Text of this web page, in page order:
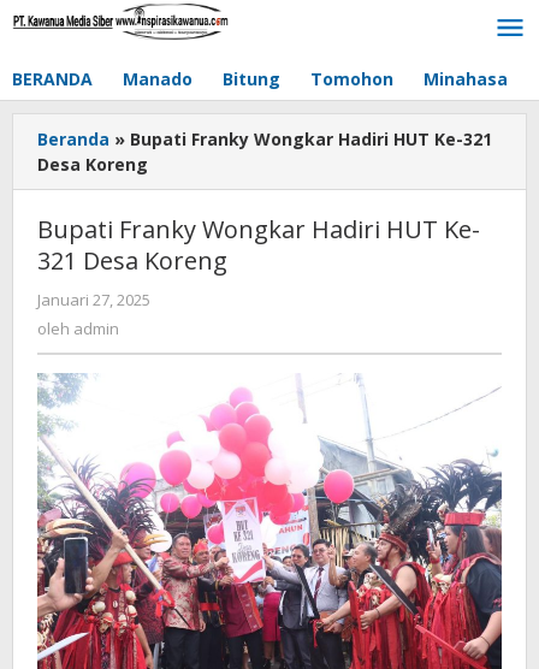
Lewati
BERANDA Manado Bitung Tomohon Minahasa
Beranda » Bupati Franky Wongkar Hadiri HUT Ke-321
Desa Koreng
Bupati Franky Wongkar Hadiri HUT Ke-
321 Desa Koreng
Januari 27, 2025
oleh admin